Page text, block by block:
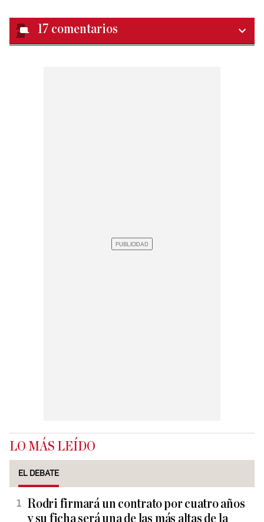
17 comentarios
LO MÁS LEÍDO
EL DEBATE
Rodri firmará un contrato por cuatro años
y su ficha será una de las más altas de la